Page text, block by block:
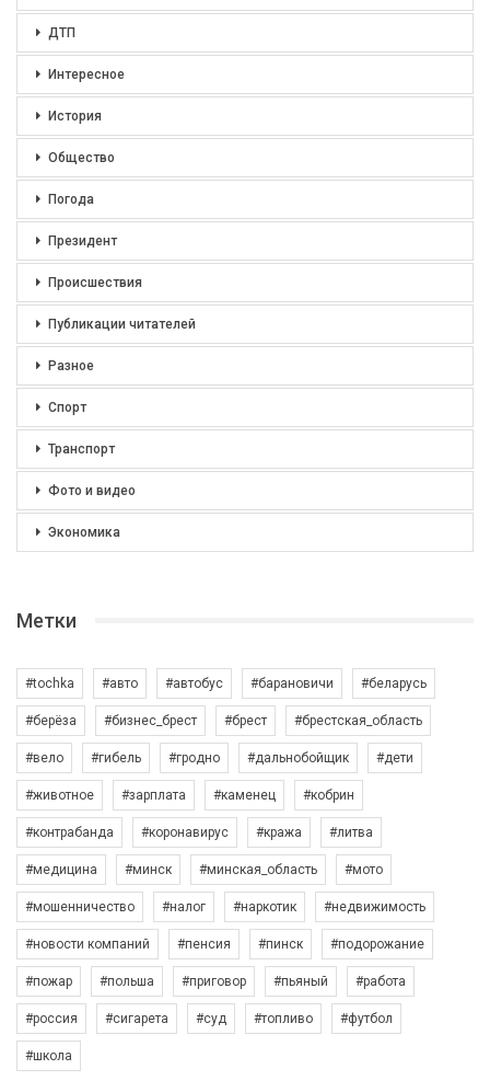
ДТП
Интересное
История
Общество
Погода
Президент
Происшествия
Публикации читателей
Разное
Спорт
Транспорт
Фото и видео
Экономика
Метки
#tochka #авто #автобус #барановичи #беларусь
#берёза #бизнес_брест #брест #брестская_область
#вело #гибель #гродно #дальнобойщик #дети
#животное #зарплата #каменец #кобрин
#контрабанда #коронавирус #кража #литва
#медицина #минск #минская_область #мото
#мошенничество #налог #наркотик #недвижимость
#новости компаний #пенсия #пинск #подорожание
#пожар #польша #приговор #пьяный #работа
#россия #сигарета #суд #топливо #футбол
#школа